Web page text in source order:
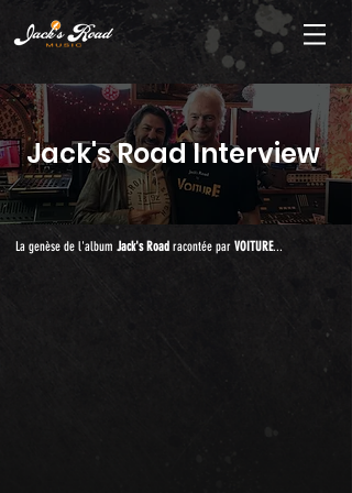
Jack's Road Interview
La genèse de l'album Jack's Road racontée par VOITURE...